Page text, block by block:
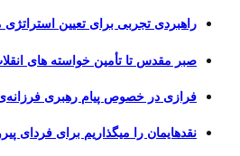
راهبردی تجربی برای تعیین استراتژی
صبر مقدس تا تأمین خواسته های
فرازی در خصوص پیام رهبری
نقدهایمان را میگذاریم برای فردای